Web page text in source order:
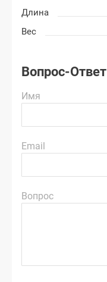
Длина
Вес
Вопрос-Ответ
Имя
Email
Вопрос